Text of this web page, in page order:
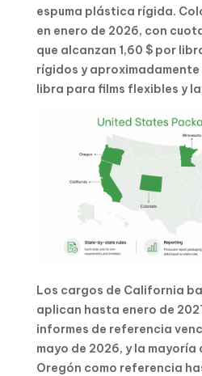
espuma plástica rígida.
en enero de 2026, con
que alcanzan 1,60 $ por
rígidos y
libra para films flexibles y
Los cargos de California
aplican hasta enero de
informes de referencia
mayo de 2026, y la
Oregón como referencia